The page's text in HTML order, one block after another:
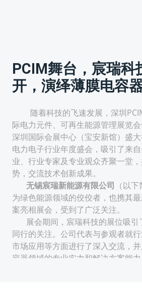
PCIM舞台，宸瑞科
开，演绎薄膜电容
随着科技的飞速发展，深圳
际电力元件、可再生能源管理展览
深圳国际会展中心（宝安新馆）盛
电力电子行业年度盛会，吸引了来
业、行业专家及专业观众齐聚一堂
势，交流技术创新成果。
无锡宸瑞新能源有限公司 （以
为绿色能源领域的佼佼者，也携其
案亮相展会，受到了广泛关注。
展会期间，宸瑞科技的展位吸引
同行的关注。公司代表与参观者就行
市场应用等方面进行了深入交流，
容器领域的专业实力和解决方案能